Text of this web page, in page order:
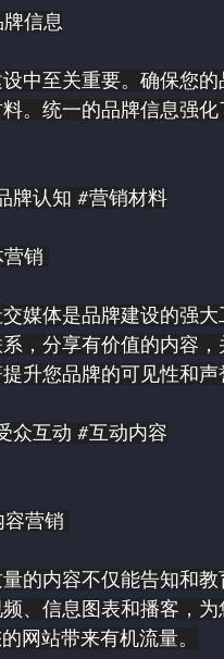
信息
中至关重要。确保您
。统一的品牌信息强
牌认知 #营销材料
销
媒体是品牌建设的强
，分享有价值的内容
升您品牌的可见性和
众互动 #互动内容
容营销
的内容不仅能告知和
、信息图表和播客，
网站带来有机流量。